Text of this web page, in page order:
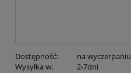
Dostępność:
na wyczerpaniu
Wysyłka w:
2-7dni